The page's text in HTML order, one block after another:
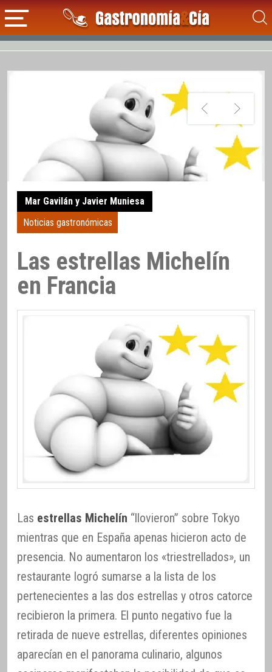
Mar Gavilán y Javier Muniesa
Noticias gastronómicas
Las estrellas Michelín
en Francia
Las estrellas Michelín “llovieron” sobre Tokyo
mientras que en España apenas hicieron acto de
presencia. No aumentaron los «triestrellados», un
restaurante logró sumarse a la lista de los
pertenecientes a las dos estrellas y otros catorce
recibieron la primera. El punto negativo fue la
retirada de nueve estrellas, diferentes opiniones
aparecían en el panorama culinario, algunos